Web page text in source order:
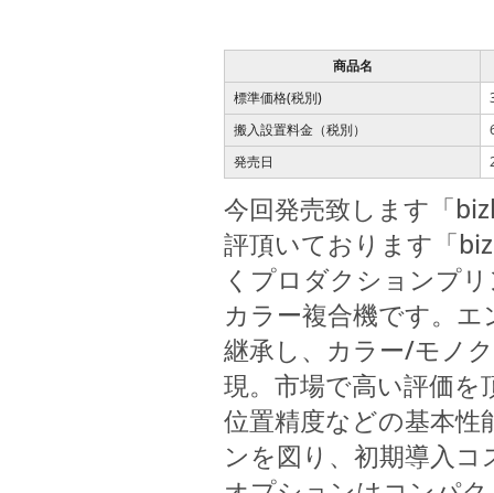
商品名
標準価格(税別)
搬入設置料金（税別）
発売日
今回発売致します「
評頂いております「
くプロダクションプ
カラー複合機です。
継承し、カラー/モノ
現。市場で高い評価を
位置精度などの基本
ンを図り、初期導入